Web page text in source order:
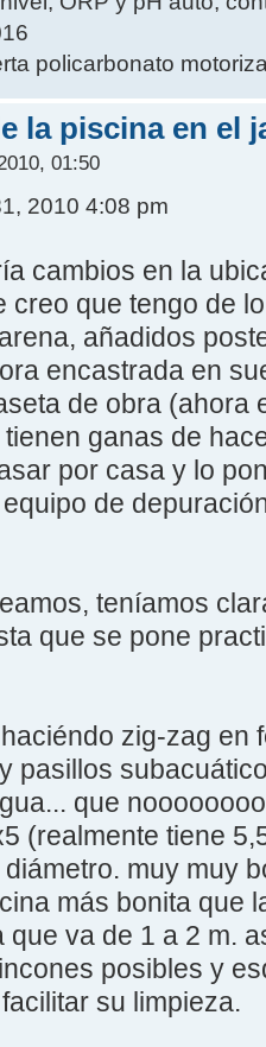
policarbonato
la piscina en el
01:50
2010 4:08 pm
cambios en la
creo que tengo de
añadidos
encastrada en
de obra (ahora
ganas de
por casa y lo
de
teníamos
que se pone
zig-zag en
pasillos
que
(realmente tiene
muy muy
más bonita que
va de 1 a 2 m.
posibles y
su limpieza.